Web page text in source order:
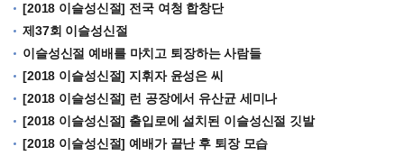
[2018 이슬성신절] 전국 여청 합창단
제37회 이슬성신절
이슬성신절 예배를 마치고 퇴장하는 사람들
[2018 이슬성신절] 지휘자 윤성은 씨
[2018 이슬성신절] 런 공장에서 유산균 세미나
[2018 이슬성신절] 출입로에 설치된 이슬성신절 깃발
[2018 이슬성신절] 예배가 끝난 후 퇴장 모습